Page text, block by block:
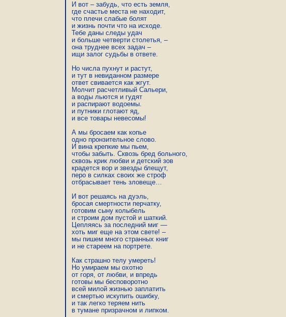
И вот – забудь, что есть земля,
где счастье места не находит,
что плечи слабые болят
и жизнь почти что на исходе.
Тебе даны следы удач
и больше четверти столетья, –
она труднее всех задач –
ищи залог судьбы в ответе.
Но числа пухнут и растут,
и тут в невиданном размере
ответ свивается как жгут.
Молчит расчетливый Сальери,
а воды льются и гудят
и распирают водоемы.
и путники глотают яд,
и все товары невесомы!
А мы бросаем как копье
одно пронзительное слово.
И вина крепкие мы пьем,
чтобы забыть. Сквозь бред больного,
сквозь крик любви и детский зов
крадется вор и звезды блещут,
перо в силках своих же строф
отбрасывает тень зловеще…
И вот решаясь на дуэль,
бросая смертности перчатку,
готовим сыну колыбель
и строим дом пустой и шаткий.
Цепляясь за последний миг —
хоть миг еще на этом свете! –
мы пишем много странных книг
и не стареем на портрете.
Как страшно телу умереть!
Но умираем мы охотно
от горя, от любви, и впредь
готовы мы бесповоротно
всей милой жизнью заплатить
и смертью искупить ошибку,
и так легко теряем нить
в тумане призрачном и липком.